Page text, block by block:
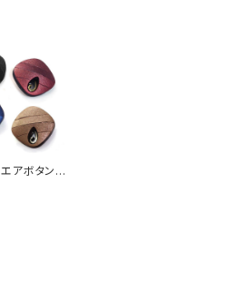
アボタン「1
色）【A000